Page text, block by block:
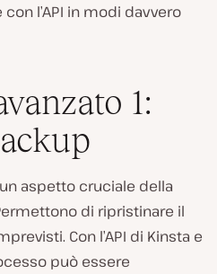
l’API in modi davvero
1:
aspetto cruciale della
di ripristinare il
Con l’API di Kinsta e
può essere